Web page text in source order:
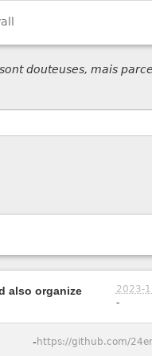
douteuses, mais
also organize
2023-
-
-